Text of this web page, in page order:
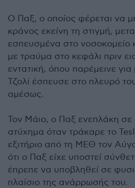
Ο Παξ, ο οποίος φέρεται να
κράνος εκείνη τη στιγμή,
εσπευσμένα στο νοσοκομείο
με τραύμα στο κεφάλι πριν
εντατική, όπου παρέμεινε
Τζολί έσπευσε στο πλευρό
αμέσως.
Τον Μάιο, ο Παξ ενεπλάκη σε
ατύχημα όταν τράκαρε το
εξιτήριο από τη ΜΕΘ τον
ότι ο Παξ είχε υποστεί
έπρεπε να υποβληθεί σε
πλαίσιο της ανάρρωσής του.